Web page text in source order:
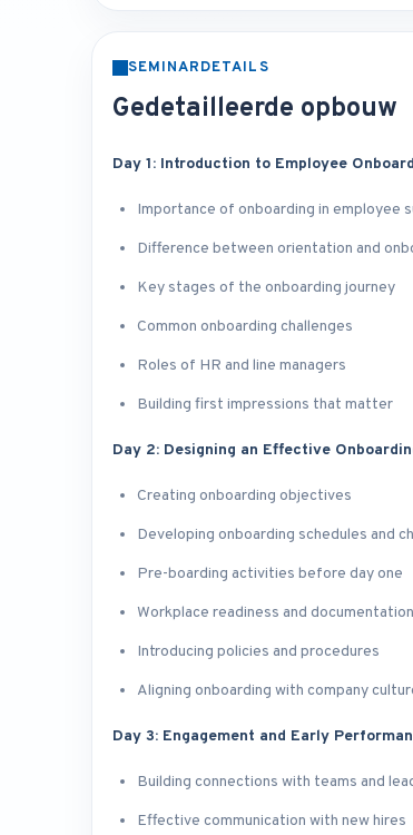
SEMINARDETAILS
Gedetailleerde opbouw
Day 1: Introduction to Employee
Importance of onboarding in employee
Difference between orientation and
Key stages of the onboarding journey
Common onboarding challenges
Roles of HR and line managers
Building first impressions that matter
Day 2: Designing an Effective
Creating onboarding objectives
Developing onboarding schedules and
Pre-boarding activities before day one
Workplace readiness and documentation
Introducing policies and procedures
Aligning onboarding with company
Day 3: Engagement and Early
Building connections with teams and
Effective communication with new hires